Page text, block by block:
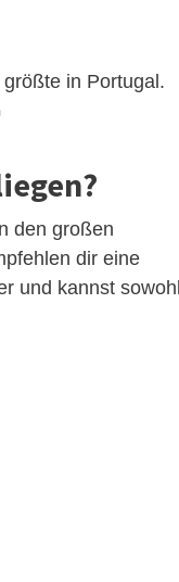
in Portugal.
den großen
dir eine
und kannst sowohl